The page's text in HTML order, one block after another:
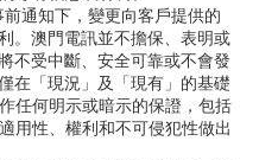
通知下，變更向客戶提供的
。澳門電訊並不擔保、表明或
不受中斷、安全可靠或不會發
在「現況」及「現有」的基礎
任何明示或暗示的保證，包括
用性、權利和不可侵犯性做出